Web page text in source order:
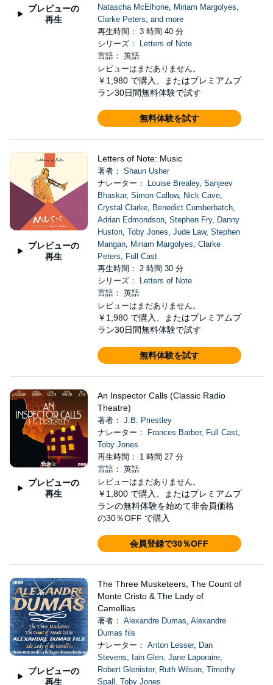
プレビューの
再生
Natascha McElhone, Miriam Margolyes
Clarke Peters and more
再生時間： 3 時間 40 分
シリーズ：
Letters of Note
言語： 英語
レビューはまだありません。
￥1,980 で購入、またはプレミアムプ
ラン30日間無料体験で試す
無料体験を試す
プレビューの
再生
Letters of Note: Music
著者： Shaun Usher
ナレーター：
Louise Brealey, Sanjeev
Bhaskar, Simon Callow, Nick Cave,
Crystal Clarke, Benedict Cumberbatch,
Adrian Edmondson, Stephen Fry, Danny
Huston, Toby Jones Jude Law, Stephen
Mangan, Miriam Margolyes Clarke
Peters
Full Cast
再生時間： 2 時間 30 分
シリーズ：
Letters of Note
言語： 英語
レビューはまだありません。
￥1,980 で購入、またはプレミアムプ
ラン30日間無料体験で試す
無料体験を試す
プレビューの
再生
An Inspector Calls (Classic Radio
Theatre)
著者： J.B. Priestley
ナレーター：
Frances Barber, Full Cast,
Toby Jones
再生時間： 1 時間 27 分
言語： 英語
レビューはまだありません。
￥1,800 で購入、またはプレミアムプ
ランの無料体験を始めて非会員価格
の30％OFF で購入
会員登録で30％OFF
プレビューの
再生
The Three Musketeers, The Count of
Monte Cristo & The Lady of
Camellias
著者： Alexandre Dumas Alexandre
Dumas fils
ナレーター： Anton Lesser, Dan
Stevens
Iain Glen, Jane Laporaire,
Robert Glenister, Ruth Wilson, Timothy
Spall
Toby Jones